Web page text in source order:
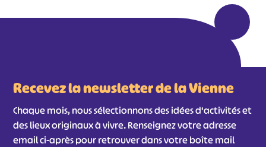
Recevez la newsletter de la Vienne
Chaque mois, nous sélectionnons des idées d'activités et
des lieux originaux à vivre. Renseignez votre adresse
email ci-après pour retrouver dans votre boîte mail